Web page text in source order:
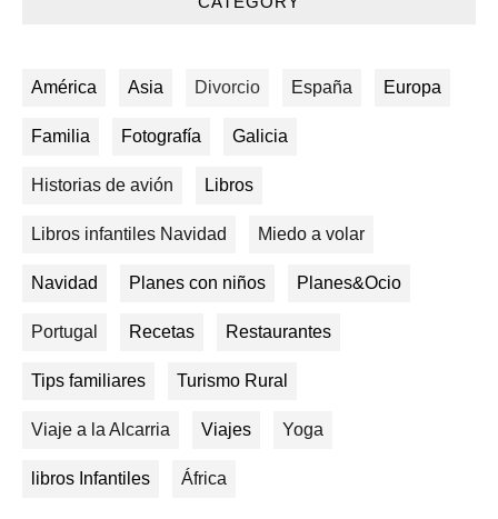
América Asia Divorcio España Europa
Familia Fotografía Galicia
Historias de avión Libros
Libros infantiles Navidad Miedo a volar
Navidad Planes con niños Planes&Ocio
Portugal Recetas Restaurantes
Tips familiares Turismo Rural
Viaje a la Alcarria Viajes Yoga
libros Infantiles África